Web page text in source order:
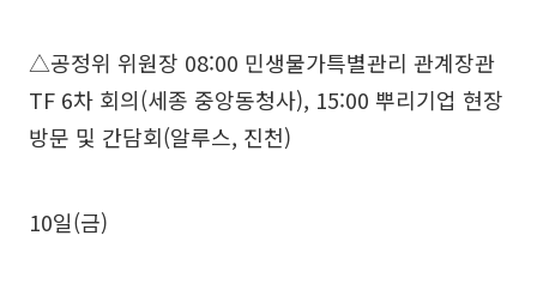
△공정위 위원장 08:00 민생물가특별관리 관계장관
TF 6차 회의(세종 중앙동청사), 15:00 뿌리기업 현장
방문 및 간담회(알루스, 진천)
10일(금)